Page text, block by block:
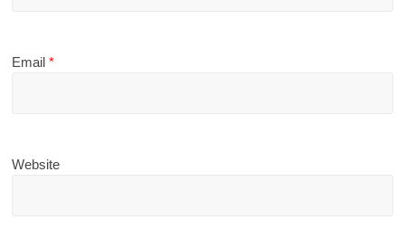
Email*
Website